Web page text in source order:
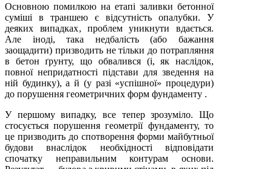
Основною помилкою на етапі заливки бетонної
суміші в траншею є відсутність опалубки. У
деяких випадках, проблем уникнути вдається.
Але іноді, така недбалість (або бажання
заощадити) призводить не тільки до потрапляння
в бетон ґрунту, що обвалився (і, як наслідок,
повної непридатності підстави для зведення на
ній будинку), а й (у разі «успішної» процедури)
до порушення геометричних форм фундаменту .
У першому випадку, все тепер зрозуміло. Що
стосується порушення геометрії фундаменту, то
це призводить до спотворення форми майбутньої
будови внаслідок необхідності відповідати
спочатку неправильним контурам основи.